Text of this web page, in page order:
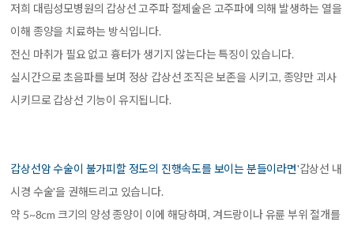
저희 대림성모병원의 갑상선 고주파 절제술은 고주파에 의해 발생하는 열을
이해 종양을 치료하는 방식입니다.
전신 마취가 필요 없고 흉터가 생기지 않는다는 특징이 있습니다.
실시간으로 초음파를 보며 정상 갑상선 조직은 보존을 시키고, 종양만 괴사
시키므로 갑상선 기능이 유지됩니다.
갑상선암 수술이 불가피할 정도의 진행속도를 보이는 분들이라면'갑상선 내
시경 수술'을 권해드리고 있습니다.
약 5~8cm 크기의 양성 종양이 이에 해당하며, 겨드랑이나 유륜 부위 절개를